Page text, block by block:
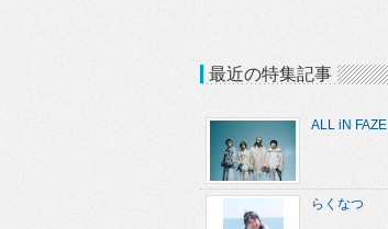
最近の特集記事
ALL iN FAZE
らくなつ